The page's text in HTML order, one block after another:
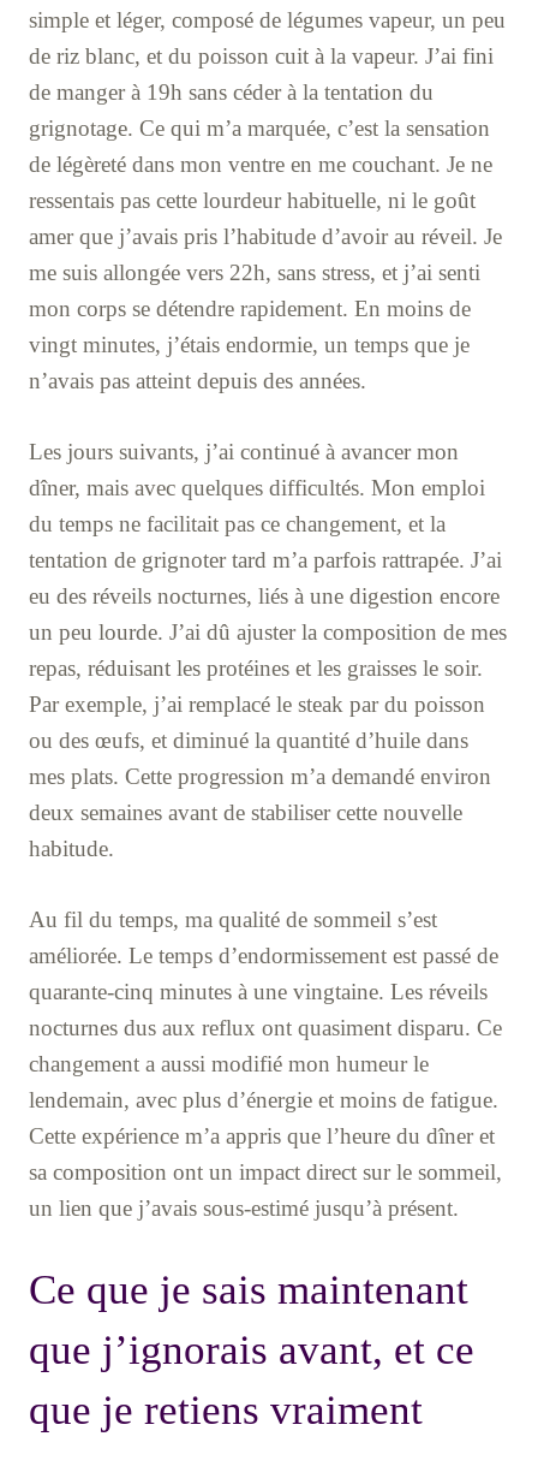
simple et léger, composé de légumes vapeur, un peu
de riz blanc, et du poisson cuit à la vapeur. J’ai fini
de manger à 19h sans céder à la tentation du
grignotage. Ce qui m’a marquée, c’est la sensation
de légèreté dans mon ventre en me couchant. Je ne
ressentais pas cette lourdeur habituelle, ni le goût
amer que j’avais pris l’habitude d’avoir au réveil. Je
me suis allongée vers 22h, sans stress, et j’ai senti
mon corps se détendre rapidement. En moins de
vingt minutes, j’étais endormie, un temps que je
n’avais pas atteint depuis des années.
Les jours suivants, j’ai continué à avancer mon
dîner, mais avec quelques difficultés. Mon emploi
du temps ne facilitait pas ce changement, et la
tentation de grignoter tard m’a parfois rattrapée. J’ai
eu des réveils nocturnes, liés à une digestion encore
un peu lourde. J’ai dû ajuster la composition de mes
repas, réduisant les protéines et les graisses le soir.
Par exemple, j’ai remplacé le steak par du poisson
ou des œufs, et diminué la quantité d’huile dans
mes plats. Cette progression m’a demandé environ
deux semaines avant de stabiliser cette nouvelle
habitude.
Au fil du temps, ma qualité de sommeil s’est
améliorée. Le temps d’endormissement est passé de
quarante-cinq minutes à une vingtaine. Les réveils
nocturnes dus aux reflux ont quasiment disparu. Ce
changement a aussi modifié mon humeur le
lendemain, avec plus d’énergie et moins de fatigue.
Cette expérience m’a appris que l’heure du dîner et
sa composition ont un impact direct sur le sommeil,
un lien que j’avais sous-estimé jusqu’à présent.
Ce que je sais maintenant
que j’ignorais avant, et ce
que je retiens vraiment